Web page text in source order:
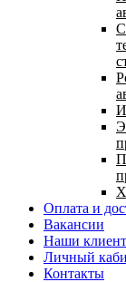
Оплата и
Вакансии
Наши
Личный
Контакты